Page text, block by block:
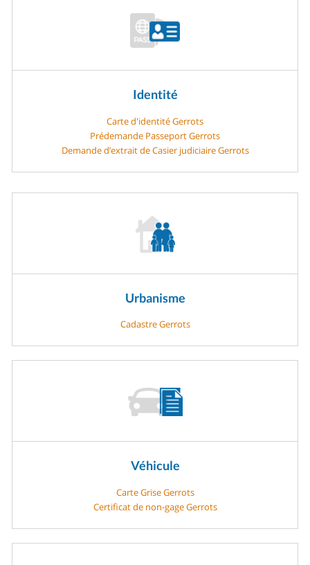
Identité
Carte d'identité Gerrots
Prédemande Passeport Gerrots
Demande d’extrait de Casier judiciaire Gerrots
Urbanisme
Cadastre Gerrots
Véhicule
Carte Grise Gerrots
Certificat de non-gage Gerrots